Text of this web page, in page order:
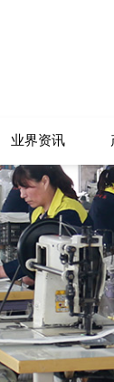
业界资讯